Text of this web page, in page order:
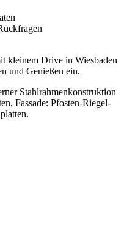
kleinem Drive in Wiesbaden
und Genießen ein.
Stahlrahmenkonstruktion
Fassade: Pfosten-Riegel-